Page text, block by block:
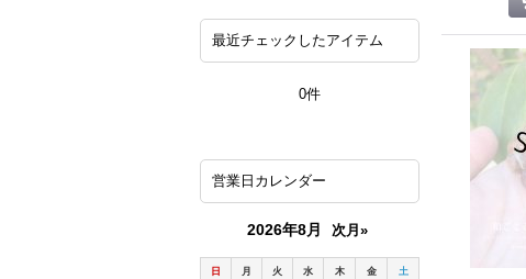
最近チェックしたアイテム
0件
営業日カレンダー
2026年8月 次月»
日 月 火 水 木 金 土